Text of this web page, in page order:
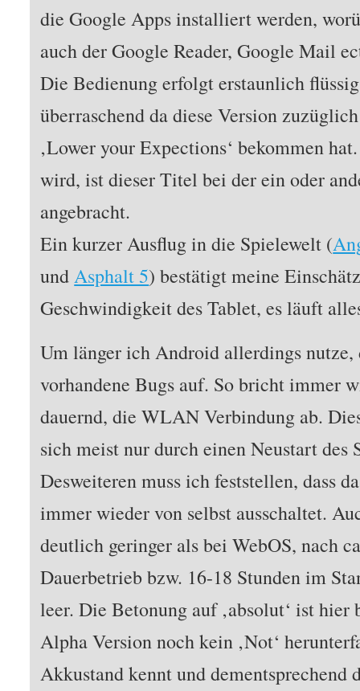
die Google Apps installiert werden,
auch der Google Reader, Google Mail
Die Bedienung erfolgt erstaunlich
überraschend da diese Version
‚Lower your Expections‘ bekommen
wird, ist dieser Titel bei der ein oder
angebracht.
Ein kurzer Ausflug in die Spielewelt (
undAsphalt 5) bestätigt meine
Geschwindigkeit des Tablet, es läuft
Um länger ich Android allerdings
vorhandene Bugs auf. So bricht immer
dauernd, die WLAN Verbindung ab.
sich meist nur durch einen Neustart des
Desweiteren muss ich feststellen, dass
immer wieder von selbst ausschaltet.
deutlich geringer als bei WebOS, nach
Dauerbetrieb bzw. 16-18 Stunden im
leer. Die Betonung auf ‚absolut‘ ist
Alpha Version noch kein ‚Not‘
Akkustand kennt und dementsprechend